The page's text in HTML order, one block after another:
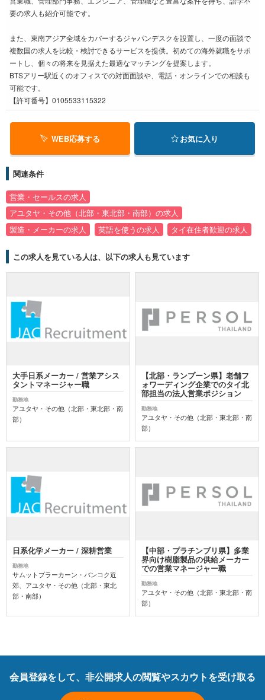
要の求人も紹介可能です。
また、東南アジア全域をカバーするジャパンデスクを設置し、一度の面談で
複数国の求人を比較・検討できるサービスを提供。初めての海外就職をサポ
ートし、個々の将来を見据えた最適なマッチングを提案します。
BTSアリー駅近くのオフィスでの対面面談や、電話・オンラインでの相談も
可能です。
【許可番号】0105533115322
WEB応募する お気に入り
関連条件
営業・セールスの求人
アユタヤ・その他（北部・東北部・南部）の求人
製造・メーカーの求人
英語を使うの求人 タイ在住者歓迎の求人
この求人を見ている人は、以下の求人も見ています
大手日系メーカー / 営業アシス
タントマネージャー職
勤務地
アユタヤ・その他（北部・東北部・南
部）
【北部・ランプーン県】老舗フ
ォワーディング企業でのタイ北
部担当の法人営業ポジション
勤務地
アユタヤ・その他（北部・東北部・南
部）
日系化学メーカー / 深耕営業
勤務地
サムットプラーカーン・バンコク近
郊、アユタヤ・その他（北部・東北
部・南部）
【中部・プラチンブリ県】多業
界向け樹脂製品の供給メーカー
での営業マネージャー職
勤務地
アユタヤ・その他（北部・東北部・南
部）
会員登録をして、非公開求人の閲覧やスカウトを受け取る